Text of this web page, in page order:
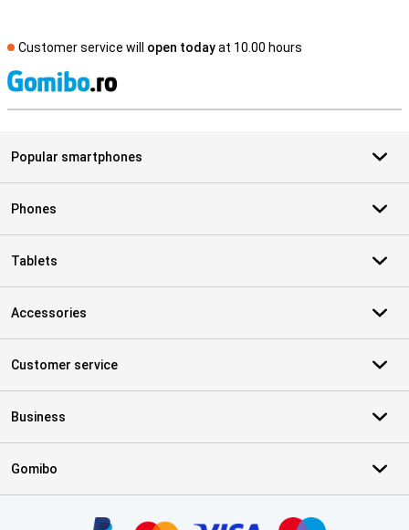
Customer service will open todayat 10.00 hours
Popular smartphones
Phones
Tablets
Accessories
Customer service
Business
Gomibo